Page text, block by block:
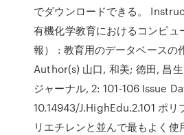
でダウンロードできる。
有機化学教育におけるコンピュ
報） : 教育用のデータベースの
Author(s) 山口, 和美; 徳田, 昌
ジャーナル, 2: 101-106 Issue
10.14943/J.HighEdu.2.101 ポリ
リエチレンと並んで最もよく使